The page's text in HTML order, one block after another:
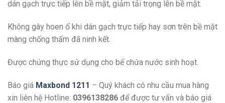
dán gạch trực tiếp lên bề mặt, giảm tải trọng lên bề mặt.
Không gây hoen ố khi dán gạch trực tiếp hay sơn trên bề mặt
màng chống thấm đã ninh kết.
Được chứng thực sử dụng cho bể chứa nước sinh hoạt.
Báo giá Maxbond 1211 – Quý khách có nhu cầu mua hàng
xin liên hệ Hotline: 0396138286 để được tư vấn và báo giá